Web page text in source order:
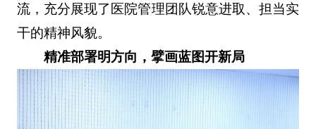
流，充分展现了医院管理团队锐意进取、担当实
干的精神风貌。
精准部署明方向，擘画蓝图开新局